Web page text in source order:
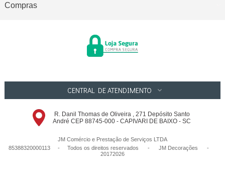
Compras
CENTRAL DE ATENDIMENTO
R. Danil Thomas de Oliveira , 271 Depósito Santo
André CEP 88745-000 - CAPIVARI DE BAIXO - SC
JM Comércio e Prestação de Serviços LTDA
85388320000113 - Todos os direitos reservados
- JM Decorações
-
20172026